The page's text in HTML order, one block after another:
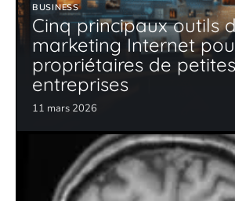
BUSINESS
Cinq principaux outils
marketing Internet
propriétaires de petites
entreprises
11 mars 2026